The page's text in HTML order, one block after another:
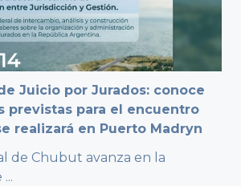
Juicio por Jurados: conoce
previstas para el encuentro
realizará en Puerto Madryn
de Chubut avanza en la
...